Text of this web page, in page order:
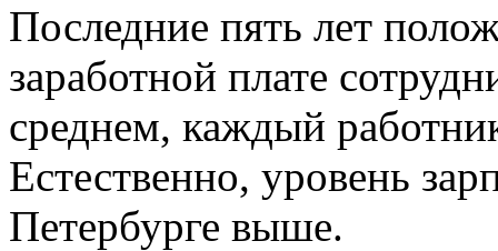
Последние пять лет
заработной плате
среднем, каждый
Естественно, уровень
Петербурге выше.